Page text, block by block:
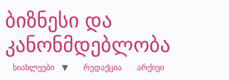
ბიზნესი და
კანონმდებლობა
სიახლეები რედაქცია
არქივი